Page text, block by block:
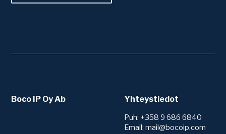
Boco IP Oy Ab Yhteystiedot
Puh: +358 9 686 6840
Email: mail@bocoip.com